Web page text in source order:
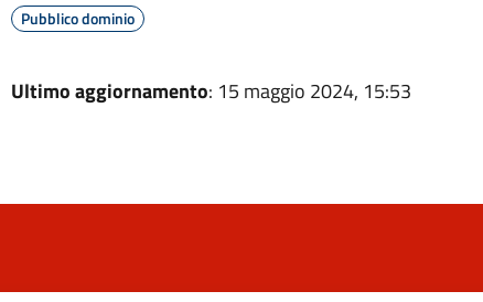
Pubblico dominio
Ultimo aggiornamento: 15 maggio 2024, 15:53